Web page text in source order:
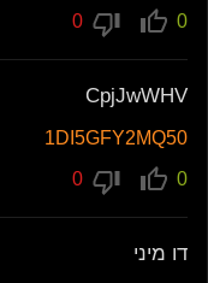
0
CpjJwWHV
1DI5GFY2MQ50
0
דו מיני